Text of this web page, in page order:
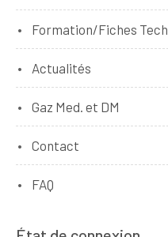
Formation/Fiches Tech
Actualités
Gaz Med. et DM
Contact
FAQ